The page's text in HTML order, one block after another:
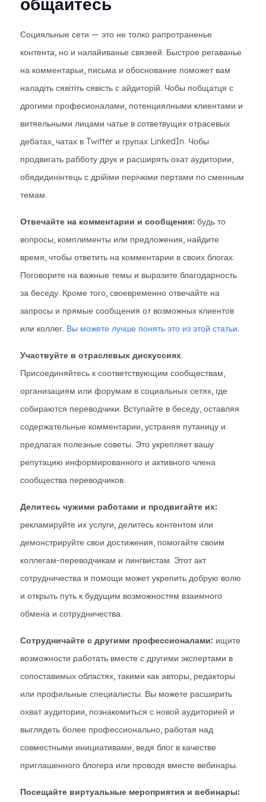
Социяльные сети — это не толко рапротраненье
контента, но и налайиванье связеей. Быстрое регаванье
на комментарьи, письма и обоснование поможет вам
наладіть сявітіть сявість с айдиторій. Чобы побщатця с
дрогими професионалами, потенциялными клиентами и
витяельными лицами чатье в сответвущих отрасевых
дебатах, чатах в Twitter и групах LinkedIn. Чобы
продвигать рабботу друк и расширять охат аудитории,
обядидинінтець с дрійіми перічкіми пертами по сменным
темам.
Отвечайте на комментарии и сообщения: будь то
вопросы, комплименты или предложения, найдите
время, чтобы ответить на комментарии в своих блогах.
Поговорите на важные темы и выразите благодарность
за беседу. Кроме того, своевременно отвечайте на
запросы и прямые сообщения от возможных клиентов
или коллег. Вы можете лучше понять это из этой статьи.
Участвуйте в отраслевых дискуссиях.
Присоединяйтесь к соответствующим сообществам,
организациям или форумам в социальных сетях, где
собираются переводчики. Вступайте в беседу, оставляя
содержательные комментарии, устраняя путаницу и
предлагая полезные советы. Это укрепляет вашу
репутацию информированного и активного члена
сообщества переводчиков.
Делитесь чужими работами и продвигайте их:
рекламируйте их услуги, делитесь контентом или
демонстрируйте свои достижения, помогайте своим
коллегам-переводчикам и лингвистам. Этот акт
сотрудничества и помощи может укрепить добрую волю
и открыть путь к будущим возможностям взаимного
обмена и сотрудничества.
Сотрудничайте с другими профессионалами: ищите
возможности работать вместе с другими экспертами в
сопоставимых областях, такими как авторы, редакторы
или профильные специалисты. Вы можете расширить
охват аудитории, познакомиться с новой аудиторией и
выглядеть более профессионально, работая над
совместными инициативами, ведя блог в качестве
приглашенного блогера или проводя вместе вебинары.
Посещайте виртуальные мероприятия и вебинары: